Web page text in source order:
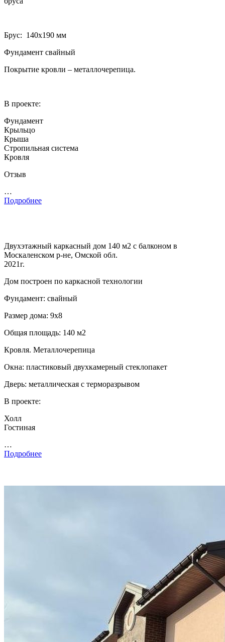
Брус: 140­х190 мм
Фундамент свайный
Покрытие кровли – металлочерепица.
В проекте:
Фундамент
Крыльцо
Крыша
Стропильная система
Кровля
Отзыв
…
Подробнее
Двухэтажный каркасный дом 140 м2 с балконом в
Москаленском р-не, Омской обл.
2021г.
Дом построен по каркасной технологии
Фундамент: свайный
Размер дома: 9х8
Общая площадь: 140 м2
Кровля. Металлочерепица
Окна: пластиковый двухкамерный стеклопакет
Дверь: металлическая с терморазрывом
В проекте:
Холл
Гостиная
…
Подробнее